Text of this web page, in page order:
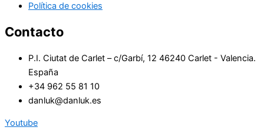
Política de cookies
Contacto
P.I. Ciutat de Carlet – c/Garbí, 12 46240 Carlet - Valencia.
España
+34 962 55 81 10
danluk@danluk.es
Youtube